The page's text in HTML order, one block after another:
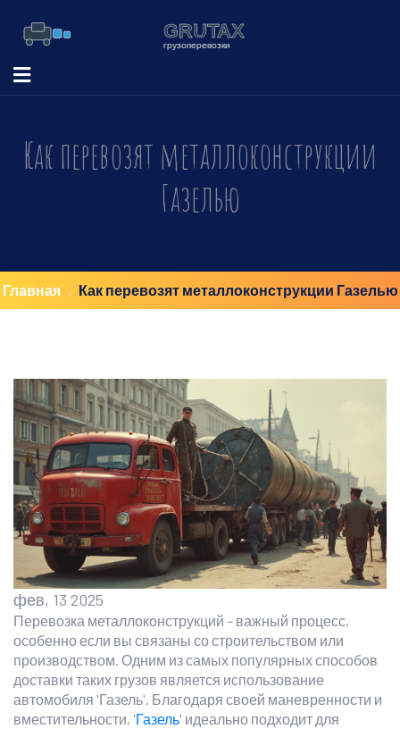
Как перевозят металлоконструкции
Газелью
Главная Как перевозят металлоконструкции Газелью
фев, 13 2025
Перевозка металлоконструкций – важный процесс,
особенно если вы связаны со строительством или
производством. Одним из самых популярных способов
доставки таких грузов является использование
автомобиля 'Газель'. Благодаря своей маневренности и
вместительности, 'Газель' идеально подходит для